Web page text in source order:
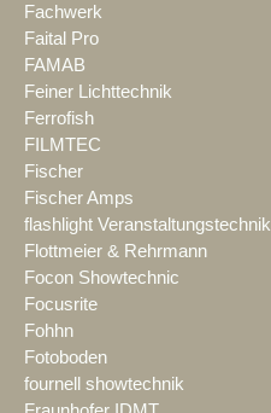
Fachwerk
Faital Pro
FAMAB
Feiner Lichttechnik
Ferrofish
FILMTEC
Fischer
Fischer Amps
flashlight Veranstaltungstechnik
Flottmeier & Rehrmann
Focon Showtechnic
Focusrite
Fohhn
Fotoboden
fournell showtechnik